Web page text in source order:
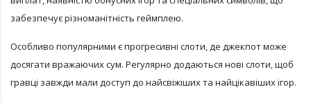
забезпечує різноманітність геймплею.
Особливо популярними є прогресивні слоти, де джекпот може
досягати вражаючих сум. Регулярно додаються нові слоти, щоб
гравці завжди мали доступ до найсвіжіших та найцікавіших ігор.